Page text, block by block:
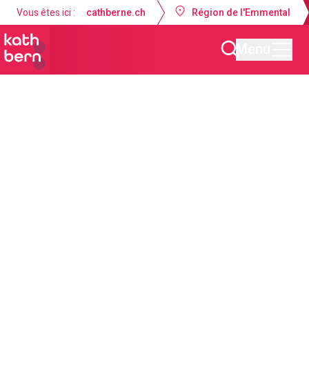
Vous êtes ici : cathberne.ch Région de l'Emmental